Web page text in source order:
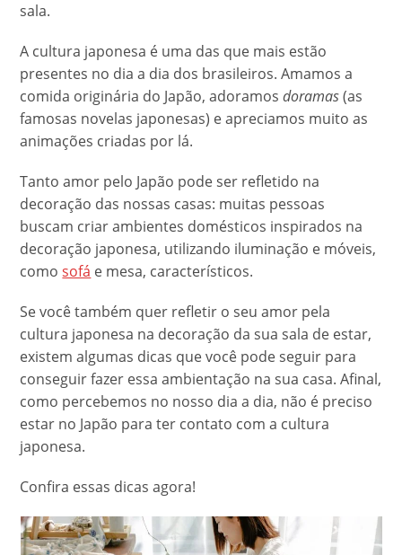
sala.
A cultura japonesa é uma das que mais estão
presentes no dia a dia dos brasileiros. Amamos a
comida originária do Japão, adoramosdoramas(as
famosas novelas japonesas) e apreciamos muito as
animações criadas por lá.
Tanto amor pelo Japão pode ser refletido na
decoração das nossas casas: muitas pessoas
buscam criar ambientes domésticos inspirados na
decoração japonesa, utilizando iluminação e móveis,
comosofá e mesa, característicos.
Se você também quer refletir o seu amor pela
cultura japonesa na decoração da sua sala de estar,
existem algumas dicas que você pode seguir para
conseguir fazer essa ambientação na sua casa. Afinal,
como percebemos no nosso dia a dia, não é preciso
estar no Japão para ter contato com a cultura
japonesa.
Confira essas dicas agora!